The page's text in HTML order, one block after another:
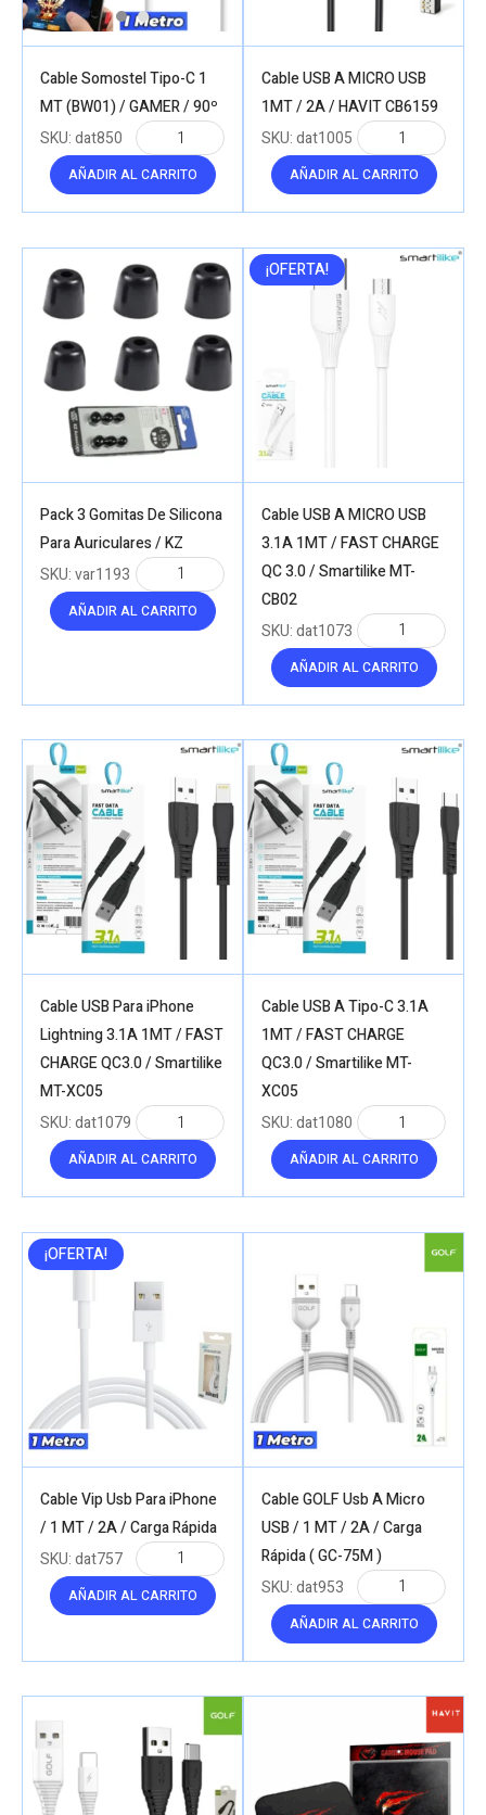
Cable Somostel Tipo-C 1
MT (BW01) / GAMER / 90º
AÑADIR AL CARRITO
SKU:dat850
Cable USB A MICRO USB
1MT / 2A / HAVIT CB6159
AÑADIR AL CARRITO
SKU:dat1005
Pack 3 Gomitas De Silicona
Para Auriculares / KZ
AÑADIR AL CARRITO
SKU:var1193
¡OFERTA!
Cable USB A MICRO USB
3.1A 1MT / FAST CHARGE
QC 3.0 / Smartilike MT-
CB02
AÑADIR AL CARRITO
SKU:dat1073
Cable USB Para iPhone
Lightning 3.1A 1MT / FAST
CHARGE QC3.0 / Smartilike
MT-XC05
AÑADIR AL CARRITO
SKU:dat1079
Cable USB A Tipo-C 3.1A
1MT / FAST CHARGE
QC3.0 / Smartilike MT-
XC05
AÑADIR AL CARRITO
SKU:dat1080
¡OFERTA!
Cable Vip Usb Para iPhone
/ 1 MT / 2A / Carga Rápida
AÑADIR AL CARRITO
SKU:dat757
Cable GOLF Usb A Micro
USB / 1 MT / 2A / Carga
Rápida ( GC-75M )
AÑADIR AL CARRITO
SKU:dat953